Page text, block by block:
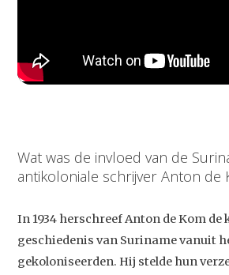
Wat was de invloed van de
antikoloniale schrijver Anton de
In 1934 herschreef Anton de Kom de
geschiedenis van Suriname vanuit
gekoloniseerden. Hij stelde hun